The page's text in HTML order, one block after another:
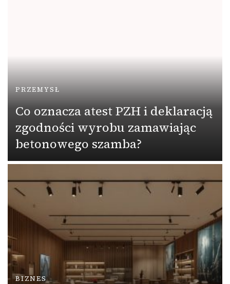
PRZEMYSŁ
Co oznacza atest PZH i deklaracją
zgodności wyrobu zamawiając
betonowego szamba?
BIZNES